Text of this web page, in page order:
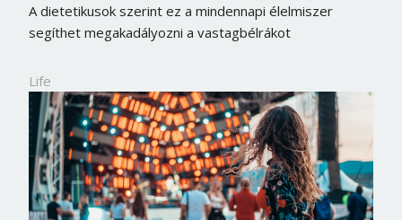
A dietetikusok szerint ez a mindennapi élelmiszer
segíthet megakadályozni a vastagbélrákot
Life